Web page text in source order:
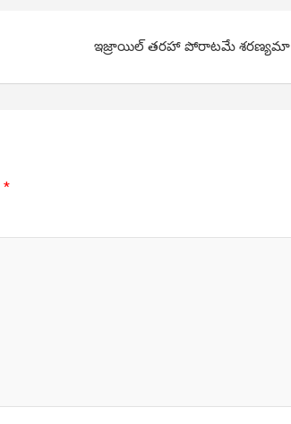
ఇజ్రాయిల్ తరహా పోరాటమే శరణ్యమా
*